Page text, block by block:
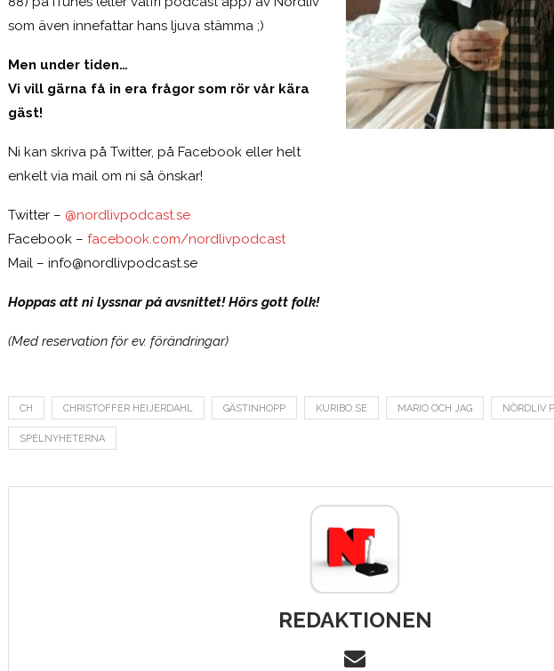
som även innefattar hans ljuva stämma ;)
Men under tiden…
Vi vill gärna få in era frågor som rör vår kära
gäst!
Ni kan skriva på Twitter, på Facebook eller helt
enkelt via mail om ni så önskar!
Twitter – @nordlivpodcast.se
Facebook – facebook.com/nordlivpodcast
Mail – info@nordlivpodcast.se
Hoppas att ni lyssnar på avsnittet! Hörs gott folk!
(Med reservation för ev. förändringar)
CH CHRISTOFFER HEIJERDAHL GÄSTINHOPP KURIBO.SE MARIO OCH JAG NÖRDLIV
SPELNYHETERNA
REDAKTIONEN